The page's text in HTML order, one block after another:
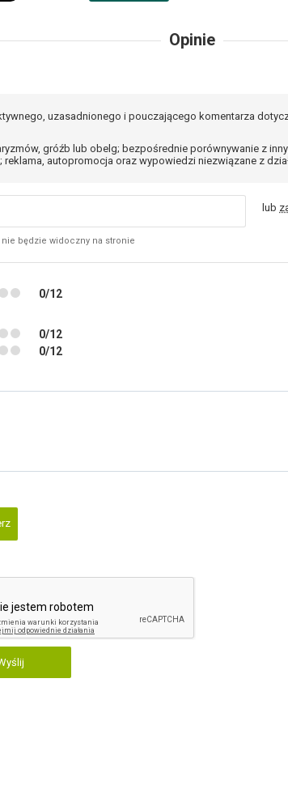
Opinie
uzasadnionego i pouczającego komentarza
gróźb lub obelg; bezpośrednie porównywanie z
autopromocja oraz wypowiedzi niezwiązane z
będzie widoczny na stronie
lub
0/12
0/12
0/12